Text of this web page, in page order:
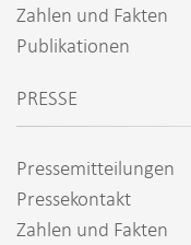
Zahlen und Fakten
Publikationen
PRESSE
Pressemitteilungen
Pressekontakt
Zahlen und Fakten